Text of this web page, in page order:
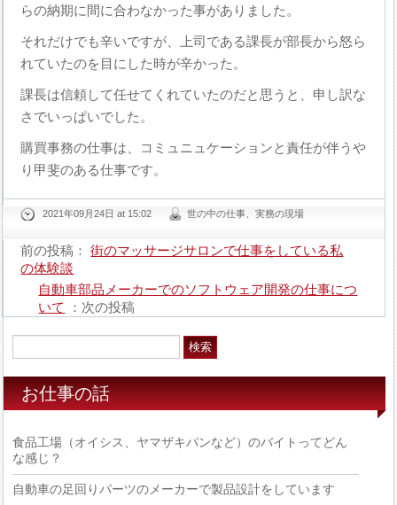
らの納期に間に合わなかった事がありました。
それだけでも辛いですが、上司である課長が部長から怒ら
れていたのを目にした時が辛かった。
課長は信頼して任せてくれていたのだと思うと、申し訳な
さでいっぱいでした。
購買事務の仕事は、コミュニュケーションと責任が伴うや
り甲斐のある仕事です。
2021年09月24日 at 15:02 世の中の仕事、実務の現場
前の投稿：街のマッサージサロンで仕事をしている私
の体験談
自動車部品メーカーでのソフトウェア開発の仕事につ
いて
：次の投稿
お仕事の話
食品工場（オイシス、ヤマザキパンなど）のバイトってどん
な感じ？
自動車の足回りパーツのメーカーで製品設計をしています